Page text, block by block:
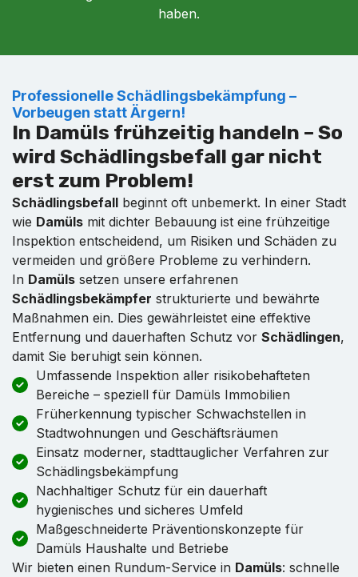
haben.
Professionelle Schädlingsbekämpfung –
Vorbeugen statt Ärgern!
In Damüls frühzeitig handeln – So
wird Schädlingsbefall gar nicht
erst zum Problem!
Schädlingsbefall beginnt oft unbemerkt. In einer Stadt
wie Damüls mit dichter Bebauung ist eine frühzeitige
Inspektion entscheidend, um Risiken und Schäden zu
vermeiden und größere Probleme zu verhindern.
In Damüls setzen unsere erfahrenen
Schädlingsbekämpfer strukturierte und bewährte
Maßnahmen ein. Dies gewährleistet eine effektive
Entfernung und dauerhaften Schutz vor Schädlingen,
damit Sie beruhigt sein können.
Umfassende Inspektion aller risikobehafteten
Bereiche – speziell für Damüls Immobilien
Früherkennung typischer Schwachstellen in
Stadtwohnungen und Geschäftsräumen
Einsatz moderner, stadttauglicher Verfahren zur
Schädlingsbekämpfung
Nachhaltiger Schutz für ein dauerhaft
hygienisches und sicheres Umfeld
Maßgeschneiderte Präventionskonzepte für
Damüls Haushalte und Betriebe
Wir bieten einen Rundum-Service in Damüls: schnelle